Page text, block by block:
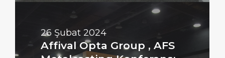
26 Şubat 2024
Affival Opta Group , AFS